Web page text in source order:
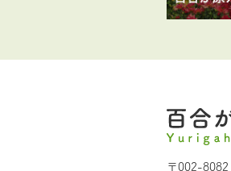
〒002-8082